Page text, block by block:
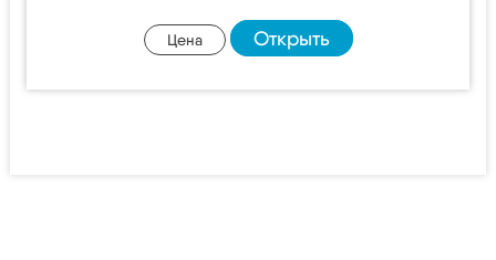
Цена Открыть